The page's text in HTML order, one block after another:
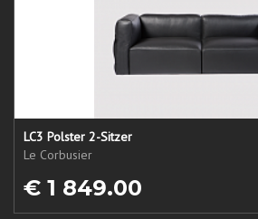
LC3 Polster 2-Sitzer
Le Corbusier
€ 1 849.00